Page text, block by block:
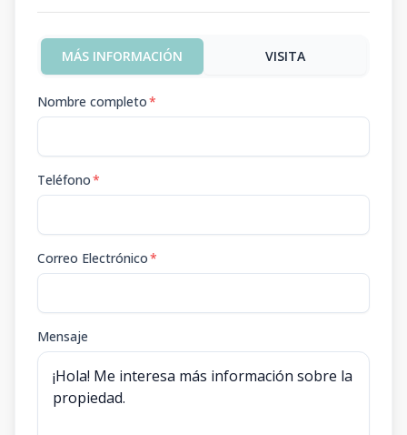
MÁS INFORMACIÓN VISITA
Nombre completo*
Teléfono*
Correo Electrónico*
Mensaje